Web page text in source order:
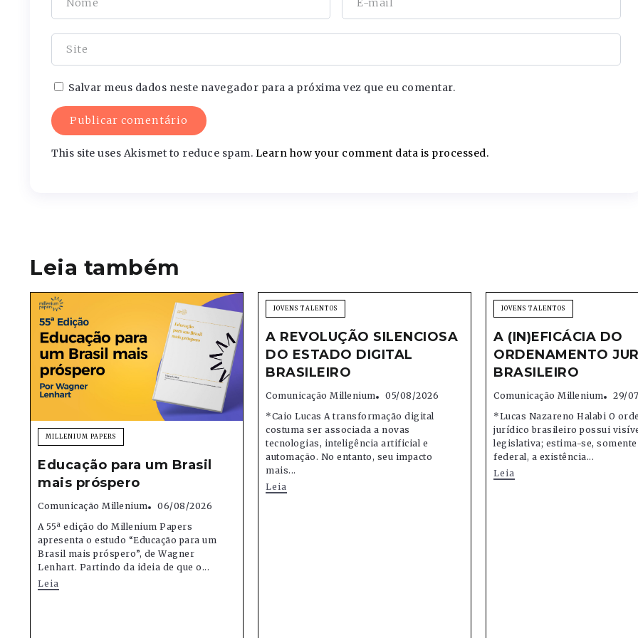
Salvar meus dados neste navegador para a próxima vez que eu comentar.
This site uses Akismet to reduce spam. Learn how your comment data is processed.
Leia também
MILLENIUM PAPERS
Educação para um Brasil
mais próspero
Comunicação Millenium
06/08/2026
A 55ª edição do Millenium Papers
apresenta o estudo “Educação para um
Brasil mais próspero”, de Wagner
Lenhart. Partindo da ideia de que o...
Leia
JOVENS TALENTOS
A REVOLUÇÃO SILENCIOSA
DO ESTADO DIGITAL
BRASILEIRO
Comunicação Millenium
05/08/2026
*Caio Lucas A transformação digital
costuma ser associada a novas
tecnologias, inteligência artificial e
automação. No entanto, seu impacto
mais...
Leia
JOVENS TALENTOS
A (IN)EFICÁCIA DO
ORDENAMENTO
BRASILEIRO
Comunicação Millenium
29/
*Lucas Nazareno Halabi O
jurídico brasileiro possui
legislativa; estima-se,
federal, a existência...
Leia